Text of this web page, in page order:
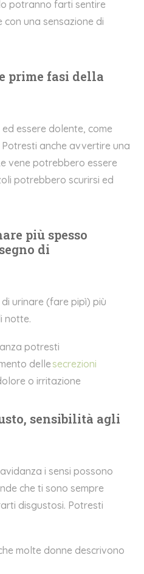
potranno farti sentire
una sensazione di
prime fasi della
essere dolente, come
anche avvertire una
vene potrebbero essere
potrebbero scurirsi ed
più spesso
di
urinare (fare pipì) più
notte.
potresti
dellesecrezioni
o irritazione
sensibilità agli
i sensi possono
che ti sono sempre
disgustosi. Potresti
molte donne descrivono